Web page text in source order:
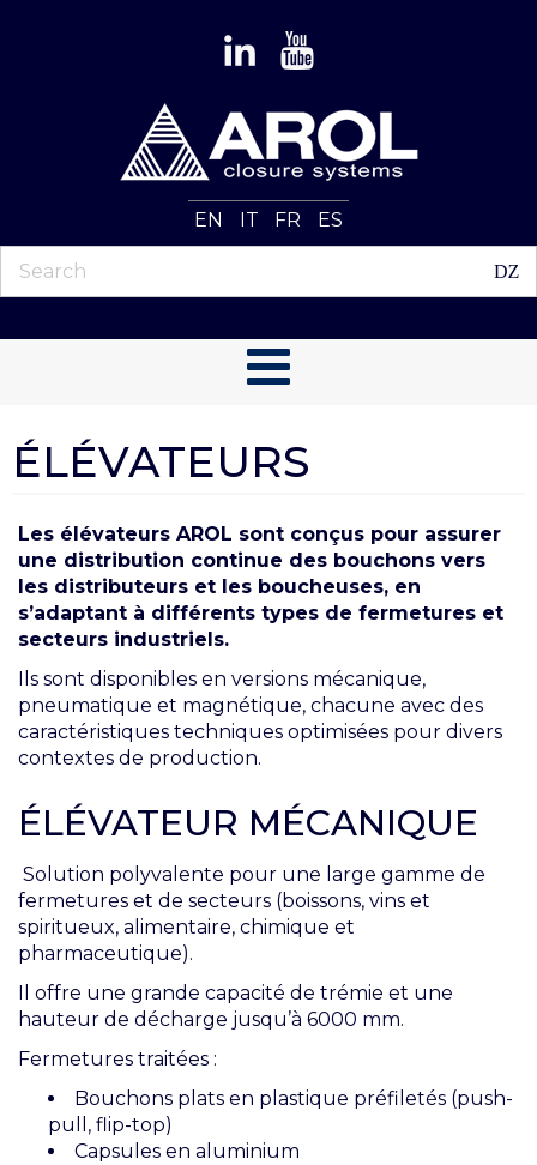
EN IT FR ES
ÉLÉVATEURS
Les élévateurs AROL sont conçus pour assurer
une distribution continue des bouchons vers
les distributeurs et les boucheuses, en
s’adaptant à différents types de fermetures et
secteurs industriels.
Ils sont disponibles en versions mécanique,
pneumatique et magnétique, chacune avec des
caractéristiques techniques optimisées pour divers
contextes de production.
ÉLÉVATEUR MÉCANIQUE
Solution polyvalente pour une large gamme de
fermetures et de secteurs (boissons, vins et
spiritueux, alimentaire, chimique et
pharmaceutique).
Il offre une grande capacité de trémie et une
hauteur de décharge jusqu’à 6000 mm.
Fermetures traitées :
Bouchons plats en plastique préfiletés (push-
pull, flip-top)
Capsules en aluminium